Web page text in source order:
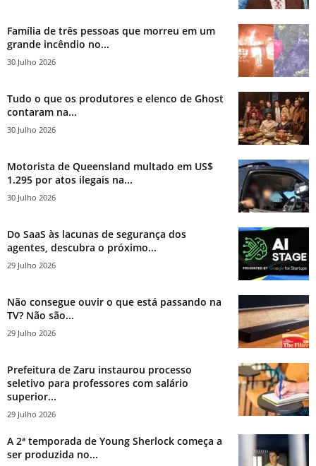
Família de três pessoas que morreu em um
grande incêndio no...
30 Julho 2026
Tudo o que os produtores e elenco de Ghost
contaram na...
30 Julho 2026
Motorista de Queensland multado em US$
1.295 por atos ilegais na...
30 Julho 2026
Do SaaS às lacunas de segurança dos
agentes, descubra o próximo...
29 Julho 2026
Não consegue ouvir o que está passando na
TV? Não são...
29 Julho 2026
Prefeitura de Zaru instaurou processo
seletivo para professores com salário
superior...
29 Julho 2026
A 2ª temporada de Young Sherlock começa a
ser produzida no...